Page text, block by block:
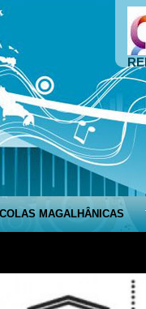
MAGALHÂNICAS